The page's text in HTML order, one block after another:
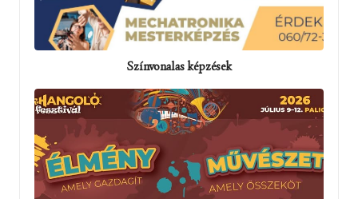
Színvonalas képzések